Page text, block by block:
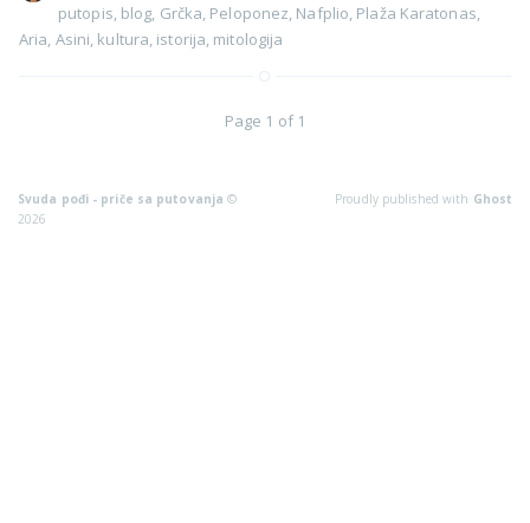
putopis blog Grčka Peloponez Nafplio Plaža Karatonas
Aria Asini kultura istorija mitologija
Page 1 of 1
Svuda pođi - priče sa putovanja ©
2026
Proudly published with Ghost